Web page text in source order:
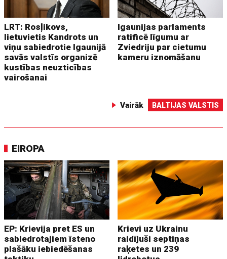
LRT: Rosļikovs,
lietuvietis Kandrots un
viņu sabiedrotie Igaunijā
savās valstīs organizē
kustības neuzticības
vairošanai
Igaunijas parlaments
ratificē līgumu ar
Zviedriju par cietumu
kameru iznomāšanu
Vairāk BALTIJAS VALSTIS
EIROPA
EP: Krievija pret ES un
sabiedrotajiem īsteno
plašāku iebiedēšanas
Krievi uz Ukrainu
raidījuši septiņas
raķetes un 239